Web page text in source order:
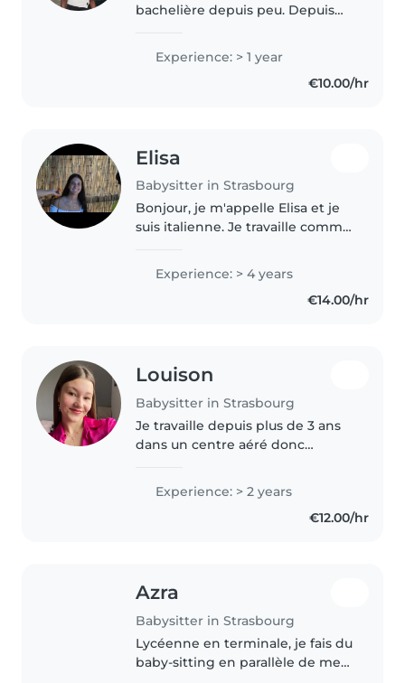
bachelière depuis peu. Depuis
en maternelle et primaire . J'ai
Experience: > 1 year
€10.00/hr
Elisa
Babysitter in Strasbourg
Bonjour, je m'appelle Elisa et je
suis italienne. Je travaille comme
années je fais aussi du
babysitting avec des enfants de
Experience: > 4 years
€14.00/hr
Louison
Babysitter in Strasbourg
Je travaille depuis plus de 3 ans
dans un centre aéré donc
passionne , je peux m'occuper
de besoin spécifique tels
Experience: > 2 years
€12.00/hr
Azra
Babysitter in Strasbourg
Lycéenne en terminale, je fais du
baby-sitting en parallèle de mes